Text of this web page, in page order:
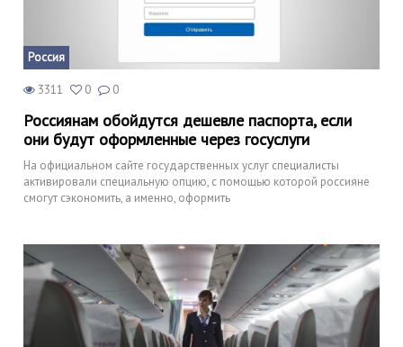
Россия
3311 0 0
Россиянам обойдутся дешевле паспорта, если
они будут оформленные через госуслуги
На официальном сайте государственных услуг специалисты
активировали специальную опцию, с помощью которой россияне
смогут сэкономить, а именно, оформить